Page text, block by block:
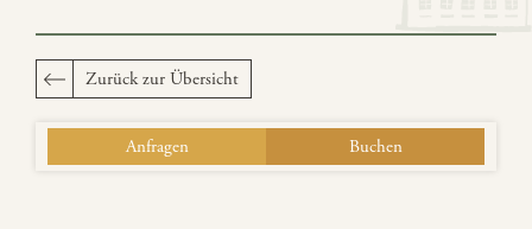
Zurück zur Übersicht
Anfragen Buchen